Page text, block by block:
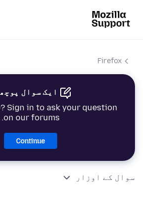
Firefox
ایک سوال
Sign in to ask your question
on our forums.
Continue
سوال کے اوزار